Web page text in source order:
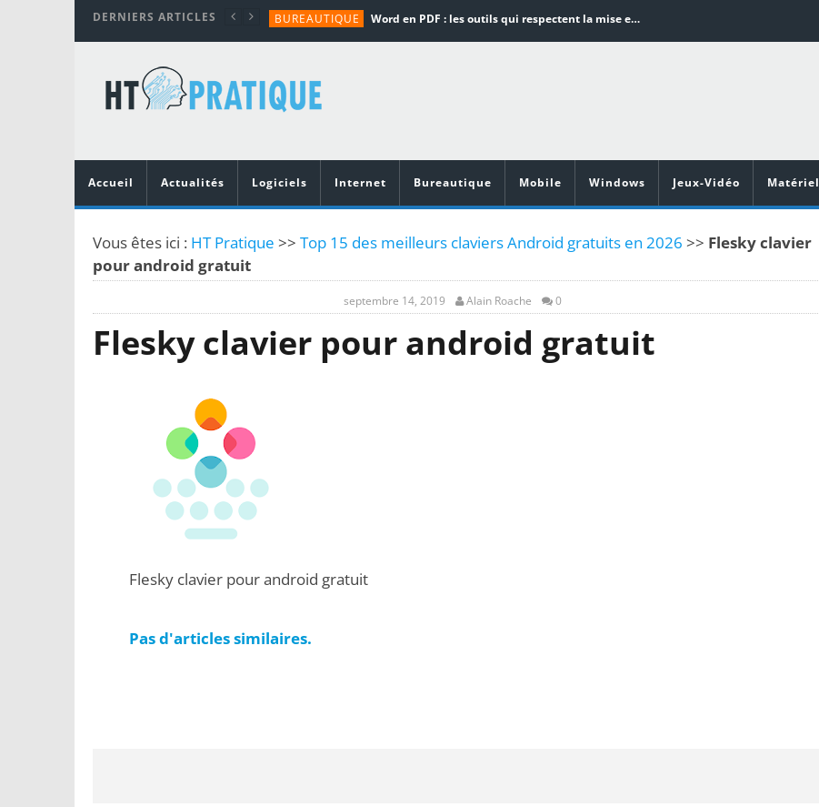
DERNIERS ARTICLES BUREAUTIQUE Word en PDF : les outils qui respectent la mise en page
TUTORIALS
MATÉRIEL
Vidéoprojecteurs Asus : Top 6 des meilleurs modèles de la marque
Accueil
Actualités Logiciels Internet Bureautique Mobile Windows Jeux-Vidéo Matériel
Vous êtes ici : HT Pratique >> Top 15 des meilleurs claviers Android gratuits en 2026 >> Flesky clavier
pour android gratuit
septembre 14, 2019 Alain Roache 0
Flesky clavier pour android gratuit
Flesky clavier pour android gratuit
Pas d'articles similaires.